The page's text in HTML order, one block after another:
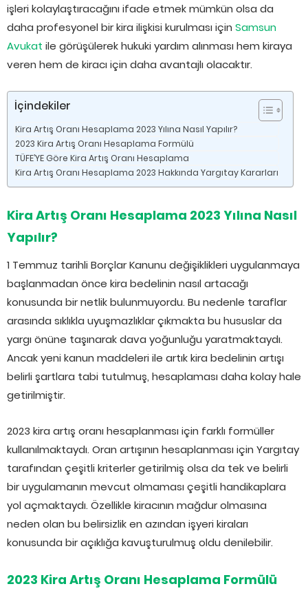
işleri kolaylaştıracağını ifade etmek mümkün olsa da
daha profesyonel bir kira ilişkisi kurulması için Samsun
Avukat ile görüşülerek hukuki yardım alınması hem kiraya
veren hem de kiracı için daha avantajlı olacaktır.
İçindekiler
Kira Artış Oranı Hesaplama 2023 Yılına Nasıl Yapılır?
2023 Kira Artış Oranı Hesaplama Formülü
TÜFE’YE Göre Kira Artış Oranı Hesaplama
Kira Artış Oranı Hesaplama 2023 Hakkında Yargıtay Kararları
Kira Artış Oranı Hesaplama 2023 Yılına Nasıl
Yapılır?
1 Temmuz tarihli Borçlar Kanunu değişiklikleri uygulanmaya
başlanmadan önce kira bedelinin nasıl artacağı
konusunda bir netlik bulunmuyordu. Bu nedenle taraflar
arasında sıklıkla uyuşmazlıklar çıkmakta bu hususlar da
yargı önüne taşınarak dava yoğunluğu yaratmaktaydı.
Ancak yeni kanun maddeleri ile artık kira bedelinin artışı
belirli şartlara tabi tutulmuş, hesaplaması daha kolay hale
getirilmiştir.
2023 kira artış oranı hesaplanması için farklı formüller
kullanılmaktaydı. Oran artışının hesaplanması için Yargıtay
tarafından çeşitli kriterler getirilmiş olsa da tek ve belirli
bir uygulamanın mevcut olmaması çeşitli handikaplara
yol açmaktaydı. Özellikle kiracının mağdur olmasına
neden olan bu belirsizlik en azından işyeri kiraları
konusunda bir açıklığa kavuşturulmuş oldu denilebilir.
2023 Kira Artış Oranı Hesaplama Formülü